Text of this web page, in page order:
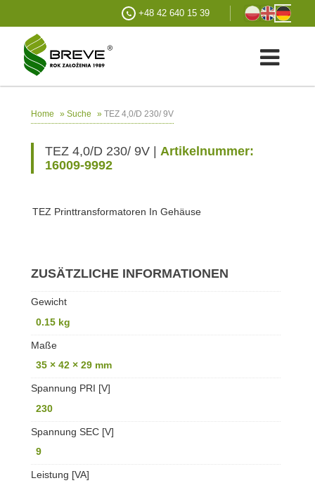
+48 42 640 15 39
Home » Suche » TEZ 4,0/D 230/ 9V
TEZ 4,0/D 230/ 9V | Artikelnummer:
16009-9992
TEZ Printtransformatoren In Gehäuse
ZUSÄTZLICHE INFORMATIONEN
Gewicht
0.15 kg
Maße
35 × 42 × 29 mm
Spannung PRI [V]
230
Spannung SEC [V]
9
Leistung [VA]